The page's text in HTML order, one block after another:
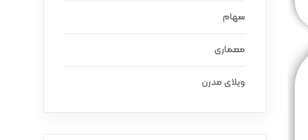
سهام
معماری
ویلای مدرن